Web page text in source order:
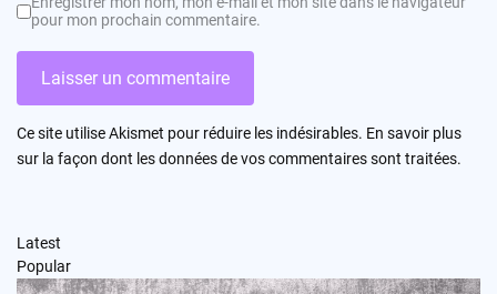
pour mon prochain commentaire.
Ce site utilise Akismet pour réduire les indésirables. En savoir plus
sur la façon dont les données de vos commentaires sont traitées.
Latest
Popular